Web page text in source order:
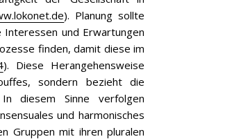
). Planung sollte
und Erwartungen
finden, damit diese im
). Diese Herangehensweise
sondern bezieht die
diesem Sinne verfolgen
und harmonisches
Gruppen mit ihren pluralen